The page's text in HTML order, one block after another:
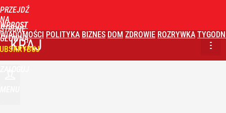
PRZEJDŹ
NA
STRONĘ
GŁÓWNĄ
WPROST
WIADOMOŚCI POLITYKA BIZNES DOM ZDROWIE ROZRYWKA
KRAJ